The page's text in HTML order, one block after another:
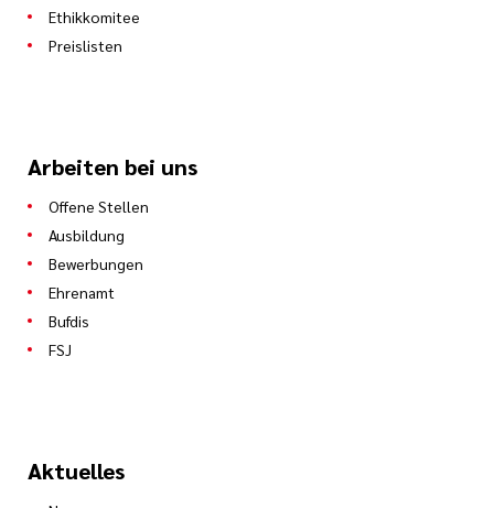
Ethikkomitee
Preislisten
Arbeiten bei uns
Offene Stellen
Ausbildung
Bewerbungen
Ehrenamt
Bufdis
FSJ
Aktuelles